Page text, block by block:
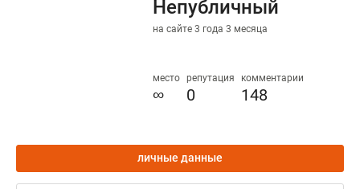
Непубличный
на сайте 3 года 3 месяца
место
∞
репутация
0
комментарии
148
личные данные